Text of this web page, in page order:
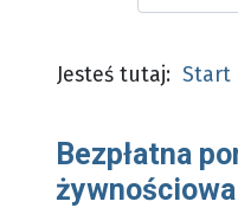
Jesteś tutaj: Start
Bezpłatna
żywnościowa